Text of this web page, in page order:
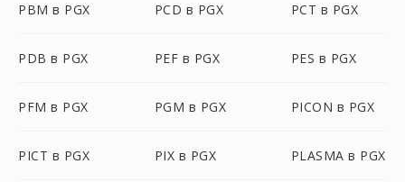
PBM в PGX PCD в PGX PCT в PGX
PDB в PGX PEF в PGX PES в PGX
PFM в PGX PGM в PGX PICON в PGX
PICT в PGX PIX в PGX PLASMA в PGX